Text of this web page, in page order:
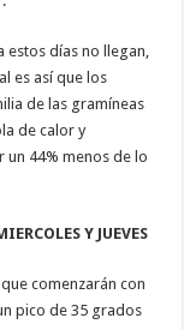
estos días no llegan,
es así que los
de las gramíneas
de calor y
un 44% menos de lo
Y JUEVES
comenzarán con
pico de 35 grados